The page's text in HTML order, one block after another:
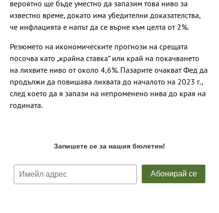
вероятно ще бъде уместно да запазим това ниво за
известно време, докато има убедителни доказателства,
че инфлацията е напът да се върне към целта от 2%.
Резюмето на икономическите прогнози на срещата
посочва като „крайна ставка“ или край на покачването
на лихвите ниво от около 4,6%. Пазарите очакват Фед да
продължи да повишава лихвата до началото на 2023 г.,
след което да я запази на непроменено нива до края на
годината.